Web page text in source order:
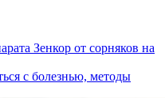
Зенкор от сорняков на
с болезнью, методы